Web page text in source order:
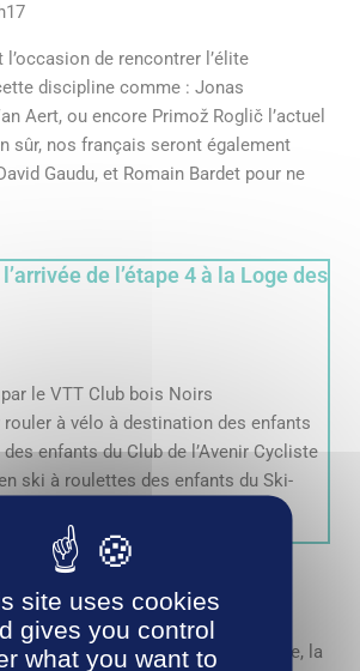
l’occasion de rencontrer l’élite
discipline comme : Jonas
Aert, ou encore Primož Roglič l’actuel
sûr, nos français seront également
Gaudu, et Romain Bardet pour ne
de l’étape 4 à la Loge des
le VTT Club bois Noirs
à vélo à destination des enfants
enfants du Club de l’Avenir Cycliste
ski à roulettes des enfants du Ski-
des spectateurs et de la course, la
site uses cookies
gives you control
what you want to